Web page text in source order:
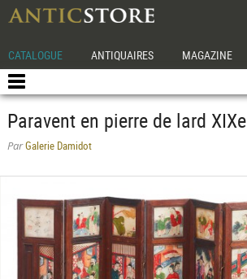
CATALOGUE ANTIQUAIRES MAGAZINE
Paravent en pierre de lard XIXe
ParGalerie Damidot